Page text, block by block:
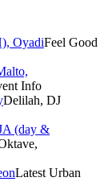
OyadiFeel Good
Info
Delilah, DJ
(day &
Latest Urban